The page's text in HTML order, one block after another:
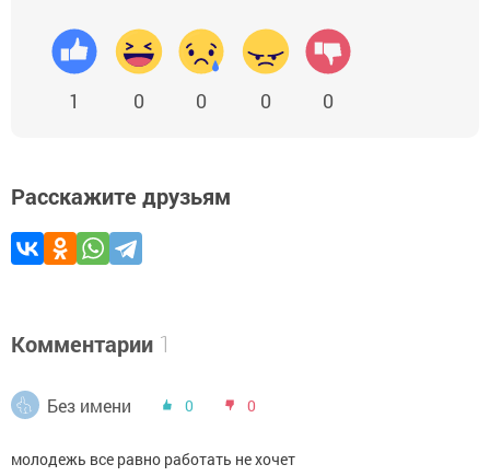
1 0 0 0 0
Расскажите друзьям
Комментарии 1
Без имени 0 0
молодежь все равно работать не хочет